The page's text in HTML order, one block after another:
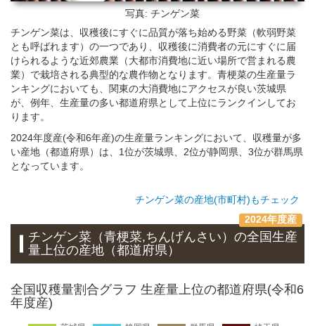
写真: チンゲン菜
チンゲン菜は、収穫後にすぐに品質が落ち始める野菜（軟弱野菜
とも呼ばれます）の一つであり、収穫後に消費者の元にすぐに届
けられるような近郊農業（大都市消費地に近い場所で営まれる農
業）で栽培される典型的な農作物となります。青梗菜の生産量ラ
ンキングにおいても、関東の大消費地にアクセスが良い茨城県
が、例年、生産量の多い都道府県として上位にランクインしてお
ります。
2024年度産(令和6年産)の生産量ランキングにおいて、収穫量が多
い産地（都道府県）は、1位が茨城県、2位が静岡県、3位が群馬県
となっています。
チンゲン菜の産地(市町村)もチェック
2024年度産
チンゲン菜（青梗菜,ちんげんさい）の全国生産
量上位の産地 （都道府県）
全国収穫量割合グラフ 生産量上位の都道府県(令和6
年度産)